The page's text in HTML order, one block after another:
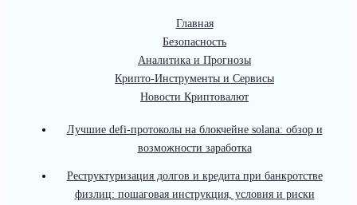
Главная
Безопасность
Аналитика и Прогнозы
Крипто-Инструменты и Сервисы
Новости Криптовалют
Лучшие defi-протоколы на блокчейне solana: обзор и
возможности заработка
Реструктуризация долгов и кредита при банкротстве
физлиц: пошаговая инструкция, условия и риски